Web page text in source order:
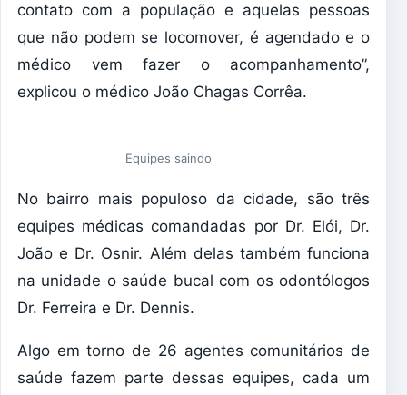
contato com a população e aquelas pessoas
que não podem se locomover, é agendado e o
médico vem fazer o acompanhamento”,
explicou o médico João Chagas Corrêa.
Equipes saindo
No bairro mais populoso da cidade, são três
equipes médicas comandadas por Dr. Elói, Dr.
João e Dr. Osnir. Além delas também funciona
na unidade o saúde bucal com os odontólogos
Dr. Ferreira e Dr. Dennis.
Algo em torno de 26 agentes comunitários de
saúde fazem parte dessas equipes, cada um